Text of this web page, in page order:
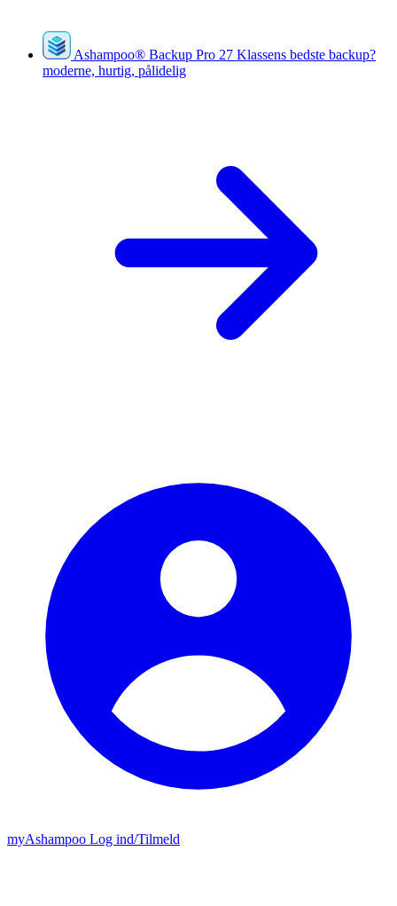
Ashampoo® Backup Pro 27 Klassens bedste backup?
moderne, hurtig, pålidelig
myAshampoo Log ind/Tilmeld